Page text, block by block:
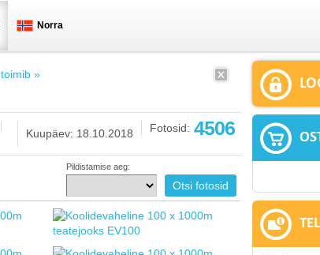
Norra
»
Fotosid: 4506
Kuupäev: 18.10.2018
Pildistamise aeg: